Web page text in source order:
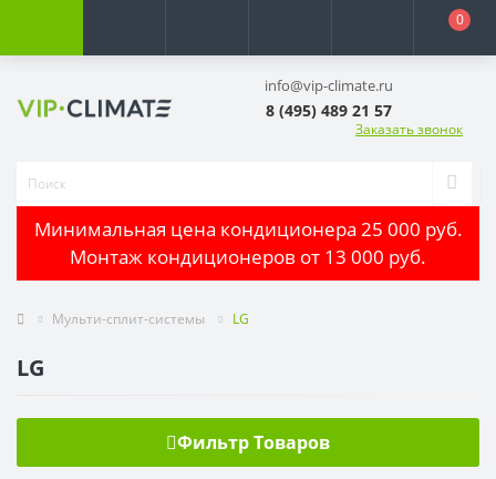
0
info@vip-climate.ru
8 (495) 489 21 57
Заказать звонок
Минимальная цена кондиционера 25 000 руб.
Монтаж кондиционеров от 13 000 руб.
Мульти-сплит-системы LG
LG
Фильтр Товаров